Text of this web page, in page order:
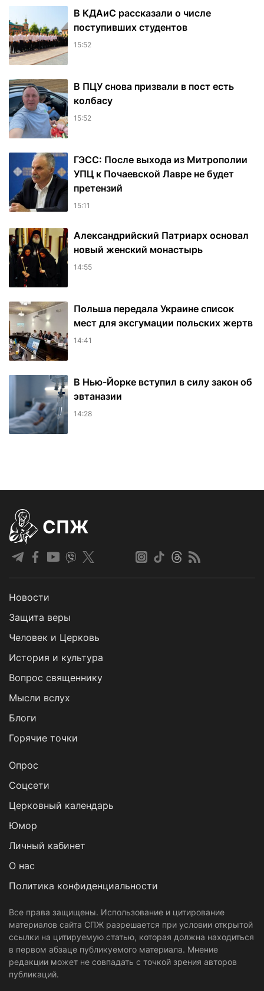
В КДАиС рассказали о числе
поступивших студентов
15:52
В ПЦУ снова призвали в пост есть
колбасу
15:52
ГЭСС: После выхода из Митрополии
УПЦ к Почаевской Лавре не будет
претензий
15:11
Александрийский Патриарх основал
новый женский монастырь
14:55
Польша передала Украине список
мест для эксгумации польских жертв
14:41
В Нью-Йорке вступил в силу закон об
эвтаназии
14:28
СПЖ
Новости
Защита веры
Человек и Церковь
История и культура
Вопрос священнику
Мысли вслух
Блоги
Горячие точки
Опрос
Cоцсети
Церковный календарь
Юмор
Личный кабинет
О нас
Политика конфиденциальности
Все права защищены. Использование и цитирование
материалов сайта СПЖ разрешается при условии открытой
ссылки на цитируемую статью, которая должна находиться
в первом абзаце публикуемого материала. Мнение
редакции может не совпадать с точкой зрения авторов
публикаций.